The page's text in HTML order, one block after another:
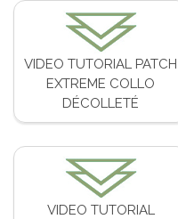
VIDEO TUTORIAL PATCH
EXTREME COLLO
DÉCOLLETÉ
VIDEO TUTORIAL